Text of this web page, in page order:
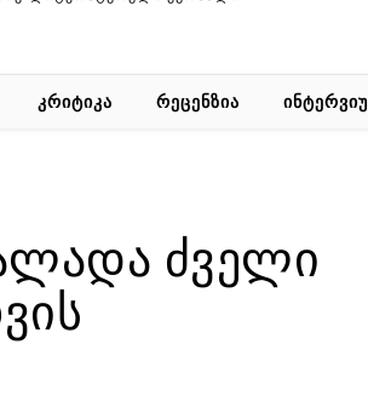
ᲙᲠᲘᲢᲘᲙᲐ ᲠᲔᲪᲔᲜᲖᲘᲐ ᲘᲜᲢᲔᲠᲕᲘᲣ
ძველი